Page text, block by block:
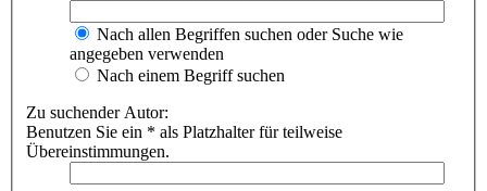
Nach allen Begriffen suchen oder Suche wie
angegeben verwenden
Nach einem Begriff suchen
Zu suchender Autor:
Benutzen Sie ein * als Platzhalter für teilweise
Übereinstimmungen.